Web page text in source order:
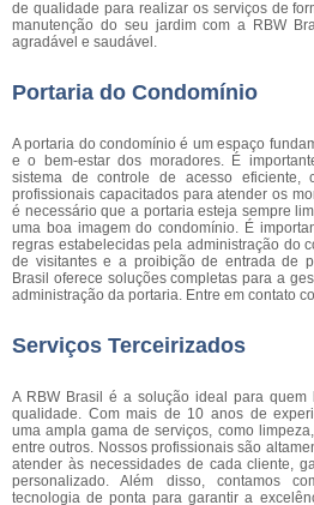
de qualidade para realizar os serviços de
manutenção do seu jardim com a RBW
agradável e saudável.
Portaria do Condomínio
A portaria do condomínio é um espaço
e o bem-estar dos moradores. É
sistema de controle de acesso eficiente,
profissionais capacitados para atender os
é necessário que a portaria esteja sempre
uma boa imagem do condomínio. É
regras estabelecidas pela administração do
de visitantes e a proibição de entrada de
Brasil oferece soluções completas para a
administração da portaria. Entre em contato
Serviços Terceirizados
A RBW Brasil é a solução ideal para quem
qualidade. Com mais de 10 anos de
uma ampla gama de serviços, como
entre outros. Nossos profissionais são
atender às necessidades de cada cliente,
personalizado. Além disso, contamos
tecnologia de ponta para garantir a